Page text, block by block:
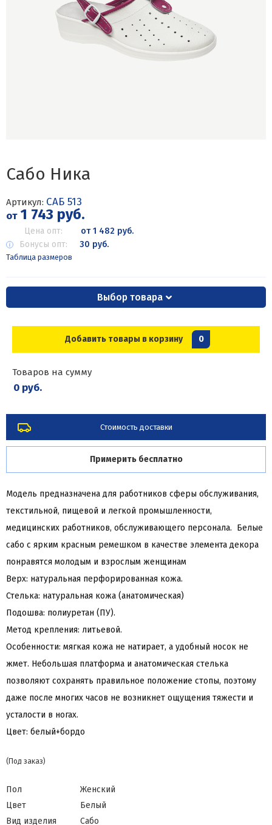
Сабо Ника
Артикул: САБ 513
от1 743 руб.
Цена опт:
от 1 482 руб.
Бонусы опт:
30 руб.
Таблица размеров
Выбор товара
Добавить товары в корзину 0
Товаров на сумму
0 руб.
Стоимость доставки
Примерить бесплатно
Модель предназначена для работников сферы обслуживания,
текстильной, пищевой и легкой промышленности,
медицинских работников, обслуживающего персонала. Белые
сабо с ярким красным ремешком в качестве элемента декора
понравятся молодым и взрослым женщинам
Верх: натуральная перфорированная кожа.
Стелька: натуральная кожа (анатомическая)
Подошва: полиуретан (ПУ).
Метод крепления: литьевой.
Особенности: мягкая кожа не натирает, а удобный носок не
жмет. Небольшая платформа и анатомическая стелька
позволяют сохранять правильное положение стопы, поэтому
даже после многих часов не возникнет ощущения тяжести и
усталости в ногах.
Цвет: белый+бордо
(Под заказ)
Пол
Женский
Цвет
Белый
Вид изделия
Сабо